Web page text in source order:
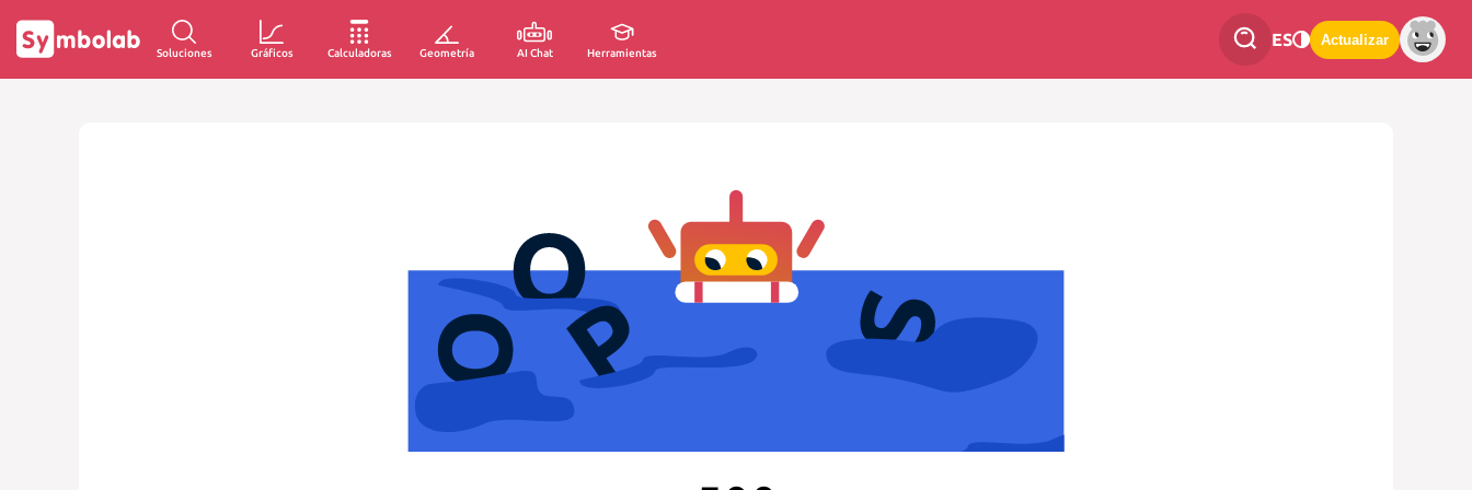
Soluciones Gráficos Calculadoras Geometría AI Chat Herramientas
ES Actualizar